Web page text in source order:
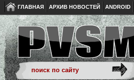
ГЛАВНАЯ АРХИВ НОВОСТЕЙ ANDROID